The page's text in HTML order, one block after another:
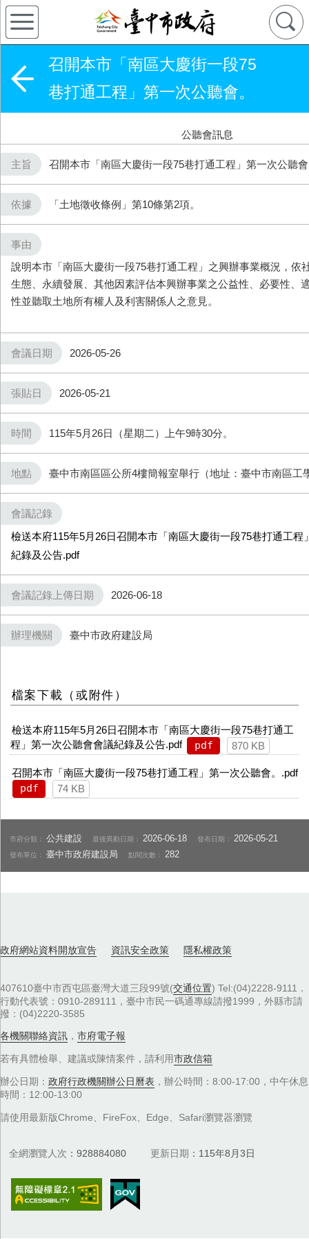
召開本市「南區大慶街一段75
巷打通工程」第一次公聽會。
公聽會訊息
主旨 召開本市「南區大慶街一段75巷打通工程」第一次公聽
依據 「土地徵收條例」第10條第2項。
事由
說明本市「南區大慶街一段75巷打通工程」之興辦事業概況，依
生態、永續發展、其他因素評估本興辦事業之公益性、必要性、
性並聽取土地所有權人及利害關係人之意見。
會議日期 2026-05-26
張貼日 2026-05-21
時間 115年5月26日（星期二）上午9時30分。
地點 臺中市南區區公所4樓簡報室舉行（地址：臺中市南區工
會議記錄
檢送本府115年5月26日召開本市「南區大慶街一段75巷打通工程
紀錄及公告.pdf
會議記錄上傳日期 2026-06-18
辦理機關 臺中市政府建設局
檔案下載（或附件）
檢送本府115年5月26日召開本市「南區大慶街一段75巷打通工
程」第一次公聽會會議紀錄及公告.pdf
pdf 870 KB
召開本市「南區大慶街一段75巷打通工程」第一次公聽會。.pdf
pdf 74 KB
市府分類：公共建設 最後異動日期： 2026-06-18 發布日期： 2026-05-21
發布單位：臺中市政府建設局 點閱次數： 282
政府網站資料開放宣告 資訊安全政策 隱私權政策
407610臺中市西屯區臺灣大道三段99號(交通位置) Tel:(04)2228-9111．
行動代表號：0910-289111，臺中市民一碼通專線請撥1999，外縣市請
撥：(04)2220-3585
各機關聯絡資訊 ， 市府電子報
若有具體檢舉、建議或陳情案件，請利用市政信箱
辦公日期： 政府行政機關辦公日曆表 ，辦公時間：8:00-17:00，中午休息
時間：12:00-13:00
請使用最新版Chrome、FireFox、Edge、Safari瀏覽器瀏覽
全網瀏覽人次 928884080 更新日期 115年8月3日